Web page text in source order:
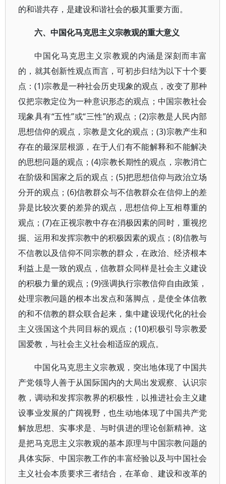
的和谐共存，是建设和谐社会的极其重要方面。
六、中国化马克思主义宗教观的重大意义
中国化马克思主义宗教观的内涵是深刻而丰富
的，就其创新性观点而言，可初步归结为以下十个要
点：(1)宗教是一种社会历史现象的观点，改变了那种
仅把宗教定位为一种意识形态的观点；中国宗教社会
现象具有“五性”或“三性”的观点；(2)宗教是人民内部
思想信仰的观点，宗教是文化的观点；(3)宗教产生和
存在的最深层根源，在于人们有不能解释和不能解决
的思想问题的观点；(4)宗教长期性的观点，宗教消亡
在阶级和国家之后的观点；(5)把思想信仰与政治立场
分开的观点；(6)信教群众与不信教群众在信仰上的差
异是比较次要的差异的观点，思想信仰上互相尊重的
观点；(7)在正视宗教中存在消极因素的同时，重视挖
掘、运用和发挥宗教中的积极因素的观点；(8)信教与
不信教以及信仰不同宗教的群众，在政治、经济根本
利益上是一致的观点，信教群众同样是社会主义建设
的积极力量的观点；(9)强调执行宗教信仰自由政策，
处理宗教问题的根本出发点和落脚点，是使全体信教
的和不信教的群众联合起来，集中建设现代化的社会
主义强国这个共同目标的观点；(10)积极引导宗教爱
国爱教，与社会主义社会相适应的观点。
中国化马克思主义宗教观，突出地体现了中国共
产党领导人善于从国际国内的大局出发观察、认识宗
教，调动和发挥宗教界的积极性，以推进社会主义建
设事业发展的广阔视野，也生动地体现了中国共产党
解放思想、实事求是、与时俱进的理论创新精神。这
是把马克思主义宗教观的基本原理与中国宗教问题的
具体实际、中国宗教工作的丰富经验以及与中国社会
主义社会本质要求三者结合，在革命、建设和改革的